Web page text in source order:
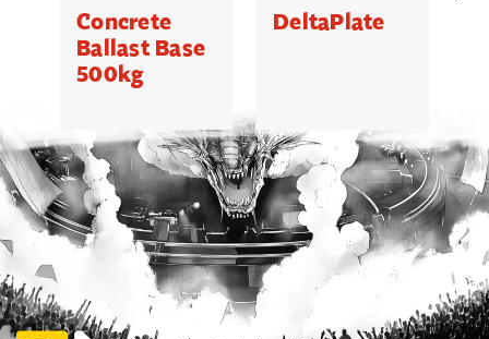
Concrete
Ballast Base
500kg
DeltaPlate